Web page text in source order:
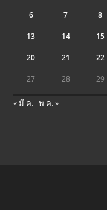
6 7 8
13 14 15
20 21 22
27 28 29
« มี.ค. พ.ค. »